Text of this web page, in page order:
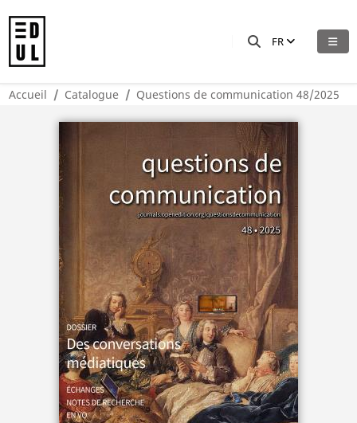
FR
Accueil Catalogue Questions de communication 48/2025